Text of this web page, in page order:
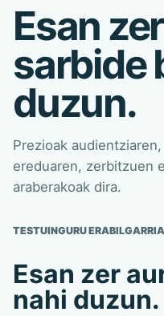
Esan
sarbide
duzun.
Prezioak
ereduaren, zerbitzuen
araberakoak dira.
TESTUINGURU ERABILGARRIA
Esan zer
nahi duzun.